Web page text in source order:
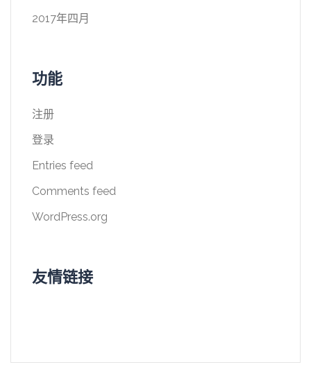
2017年四月
功能
注册
登录
Entries feed
Comments feed
WordPress.org
友情链接